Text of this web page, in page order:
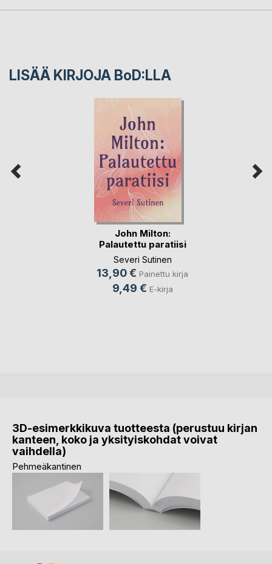
LISÄÄ KIRJOJA BoD:LLA
John Milton:
Palautettu paratiisi
Severi Sutinen
13,90 € Painettu kirja
9,49 € E-kirja
3D-esimerkkikuva tuotteesta (perustuu kirjan
kanteen, koko ja yksityiskohdat voivat
vaihdella)
Pehmeäkantinen